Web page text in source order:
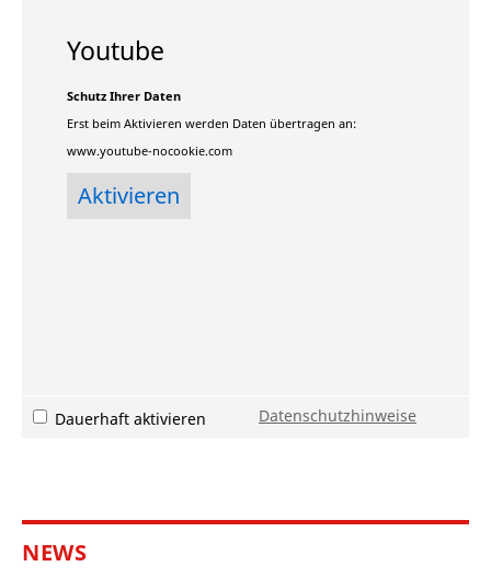
Youtube
Schutz Ihrer Daten
Erst beim Aktivieren werden Daten übertragen an:
www.youtube-nocookie.com
Dauerhaft aktivieren Datenschutzhinweise
NEWS